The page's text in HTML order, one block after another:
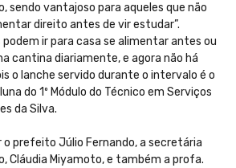
sendo vantajoso para aqueles que não
direito antes de vir estudar”.
podem ir para casa se alimentar antes ou
cantina diariamente, e agora não há
o lanche servido durante o intervalo é o
do 1º Módulo do Técnico em Serviços
da Silva.
o prefeito Júlio Fernando, a secretária
Cláudia Miyamoto, e também a profa.